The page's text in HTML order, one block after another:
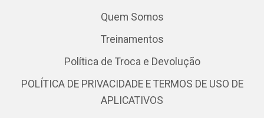
Quem Somos
Treinamentos
Política de Troca e Devolução
POLÍTICA DE PRIVACIDADE E TERMOS DE USO DE
APLICATIVOS